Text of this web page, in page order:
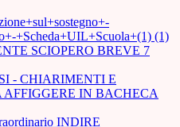
+Scheda+UIL+Scuola+(1) (1)
SCIOPERO BREVE 7
- CHIARIMENTI E
IN BACHECA
INDIRE